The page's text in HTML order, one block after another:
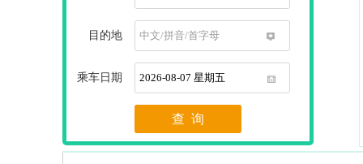
目的地
1
乘车日期
1
查 询